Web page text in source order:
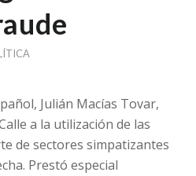
Julián Macías Tovar,
a la utilización de las
de sectores simpatizantes
Prestó especial